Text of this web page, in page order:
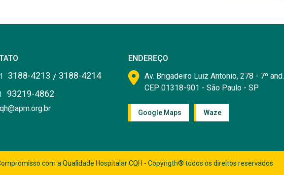
3188-4213 / 3188-4214
93219-4862
ENDEREÇO
Av. Brigadeiro Luiz Antonio, 278 - 7º and.
CEP 01318-901 - São Paulo - SP
Google Maps Waze
com a Qualidade Hospitalar CQH - Copyrigth® todos os direitos reservados